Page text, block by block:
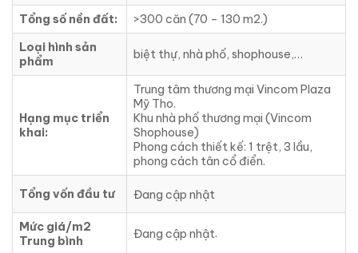
Tổng số nền đất:
>300 căn (70 – 130 m2.)
Loại hình sản
phẩm
biệt thự, nhà phố, shophouse,…
Hạng mục triển
khai:
Trung tâm thương mại Vincom Plaza
Mỹ Tho.
Khu nhà phố thương mại (Vincom
Shophouse)
Phong cách thiết kế: 1 trệt, 3 lầu,
phong cách tân cổ điển.
Tổng vốn đầu tư Đang cập nhật
Mức giá/m2
Trung bình
Đang cập nhật.